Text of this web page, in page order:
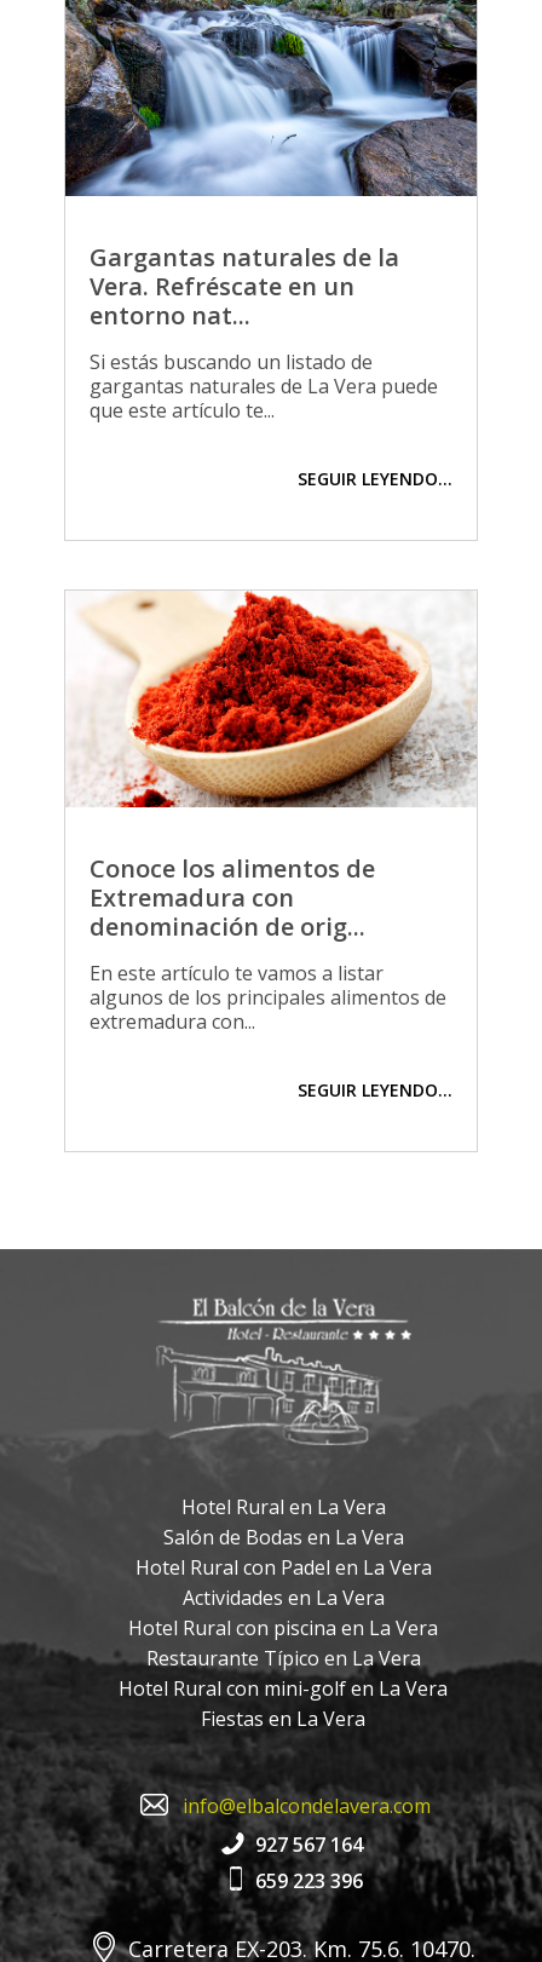
Gargantas naturales de la
Vera. Refréscate en un
entorno nat...
Si estás buscando un listado de
gargantas naturales de La Vera puede
que este artículo te...
SEGUIR LEYENDO...
Conoce los alimentos de
Extremadura con
denominación de orig...
En este artículo te vamos a listar
algunos de los principales alimentos de
extremadura con...
SEGUIR LEYENDO...
Hotel Rural en La Vera
Salón de Bodas en La Vera
Hotel Rural con Padel en La Vera
Actividades en La Vera
Hotel Rural con piscina en La Vera
Restaurante Típico en La Vera
Hotel Rural con mini-golf en La Vera
Fiestas en La Vera
info@elbalcondelavera.com
927 567 164
659 223 396
Carretera EX-203. Km. 75.6. 10470.